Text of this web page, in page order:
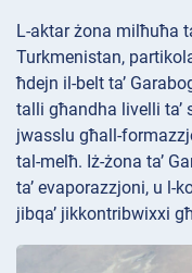
L-aktar żona milħuħa
Turkmenistan,
ħdejn il-belt ta’
talli għandha livelli ta’
jwasslu għall-
tal-melħ. Iż-żona ta’
ta’ evaporazzjoni, u l-
jibqa’ jikkontribwixxi